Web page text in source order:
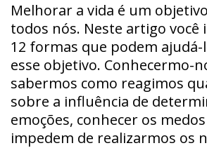
Melhorar a vida é um
todos nós. Neste artigo
12 formas que podem
esse objetivo. Conhecermo-
sabermos como reagimos
sobre a influência de
emoções, conhecer os
impedem de realizarmos os